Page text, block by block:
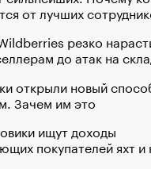
от лучших
резко
до атак на
открыли новый
Зачем им это
ищут доходы
покупателей яхт и